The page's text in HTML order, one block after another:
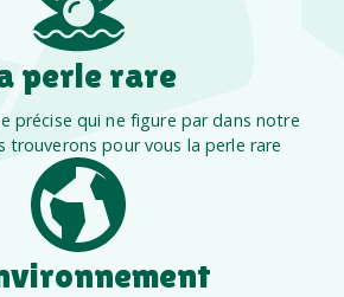
perle rare
précise qui ne figure par dans notre
trouverons pour vous la perle rare